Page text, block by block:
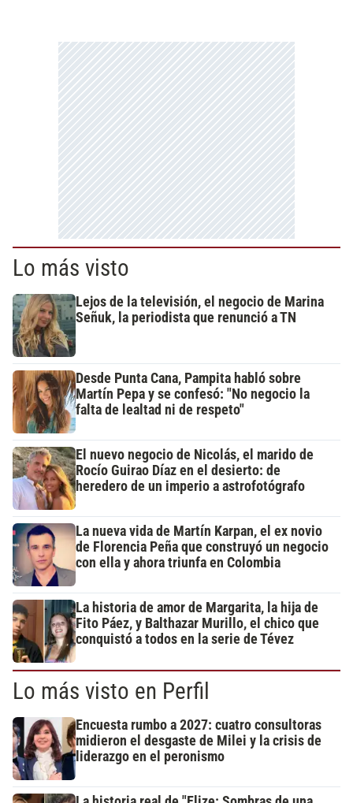
Lo más visto
Lejos de la televisión, el negocio de Marina
Señuk, la periodista que renunció a TN
Desde Punta Cana, Pampita habló sobre
Martín Pepa y se confesó: "No negocio la
falta de lealtad ni de respeto"
El nuevo negocio de Nicolás, el marido de
Rocío Guirao Díaz en el desierto: de
heredero de un imperio a astrofotógrafo
La nueva vida de Martín Karpan, el ex novio
de Florencia Peña que construyó un negocio
con ella y ahora triunfa en Colombia
La historia de amor de Margarita, la hija de
Fito Páez, y Balthazar Murillo, el chico que
conquistó a todos en la serie de Tévez
Lo más visto en Perfil
Encuesta rumbo a 2027: cuatro consultoras
midieron el desgaste de Milei y la crisis de
liderazgo en el peronismo